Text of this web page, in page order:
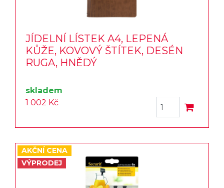
JÍDELNÍ LÍSTEK A4, LEPENÁ
KŮŽE, KOVOVÝ ŠTÍTEK, DESÉN
RUGA, HNĚDÝ
skladem
1 002 Kč
AKČNÍ CENA
VÝPRODEJ